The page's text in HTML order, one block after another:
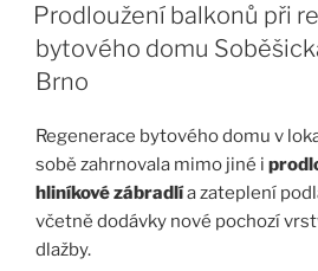
Prodloužení balkonů při
bytového domu
Brno
Regenerace bytového domu v
sobě zahrnovala mimo jiné i
hliníkové zábradlía zateplení
včetně dodávky nové pochozí
dlažby.